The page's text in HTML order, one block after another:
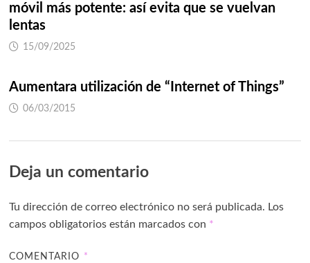
móvil más potente: así evita que se vuelvan
lentas
15/09/2025
Aumentara utilización de “Internet of Things”
06/03/2015
Deja un comentario
Tu dirección de correo electrónico no será publicada. Los
campos obligatorios están marcados con *
COMENTARIO *